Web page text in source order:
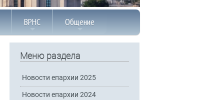
ВРНС Общение
Меню раздела
Новости епархии 2025
Новости епархии 2024